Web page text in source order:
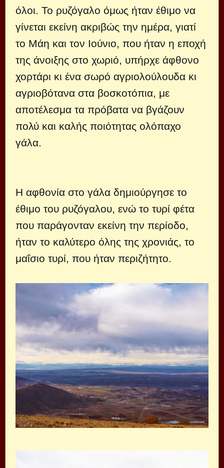
όλοι. Το ρυζόγαλο όμως ήταν έθιμο να
γίνεται εκείνη ακριβώς την ημέρα, γιατί
το Μάη και τον Ιούνιο, που ήταν η εποχή
της άνοιξης στο χωριό, υπήρχε άφθονο
χορτάρι κι ένα σωρό αγριολούλουδα κι
αγριοβότανα στα βοσκοτόπια, με
αποτέλεσμα τα πρόβατα να βγάζουν
πολύ και καλής ποιότητας ολόπαχο
γάλα.
Η αφθονία στο γάλα δημιούργησε το
έθιμο του ρυζόγαλου, ενώ το τυρί φέτα
που παράγονταν εκείνη την περίοδο,
ήταν το καλύτερο όλης της χρονιάς, το
μαΐσιο τυρί, που ήταν περιζήτητο.